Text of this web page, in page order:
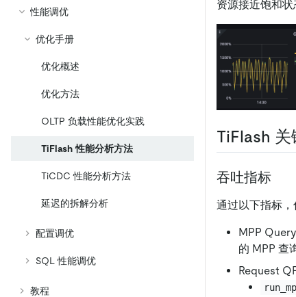
性能调优
优化手册
优化概述
优化方法
OLTP 负载性能优化实践
TiFlash 性能分析方法
TiCDC 性能分析方法
延迟的拆解分析
配置调优
SQL 性能调优
教程
资源接近饱和状
TiFlash
吞吐指标
通过以下指标，
MPP
的 MPP 查
Request